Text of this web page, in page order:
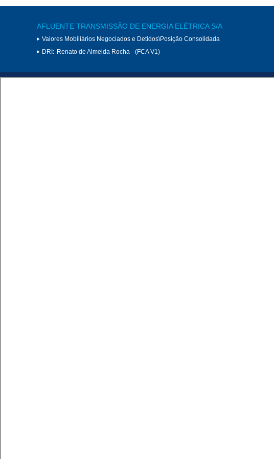
AFLUENTE TRANSMISSÃO DE ENERGIA ELÉTRICA S/A
Valores Mobiliários Negociados e Detidos\Posição Consolidada
DRI: Renato de Almeida Rocha - (FCA V1)